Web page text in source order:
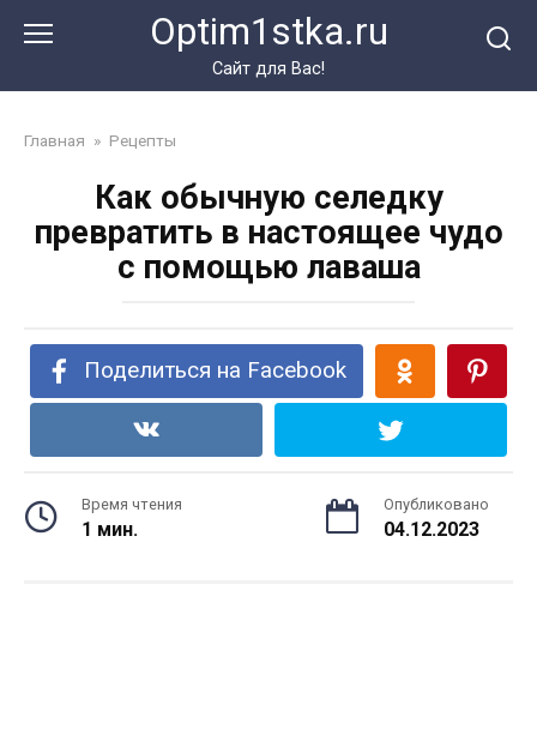
Optim1stka.ru
Сайт для Вас!
Главная » Рецепты
Как обычную селедку
превратить в настоящее чудо
с помощью лаваша
Поделиться на Facebook
Время чтения
1 мин.
Опубликовано
04.12.2023